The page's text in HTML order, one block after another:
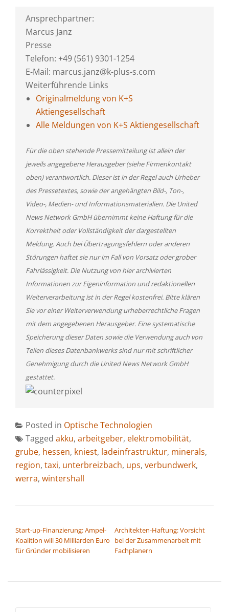
Ansprechpartner:
Marcus Janz
Presse
Telefon: +49 (561) 9301-1254
E-Mail: marcus.janz@k-plus-s.com
Weiterführende Links
Originalmeldung von K+S
Aktiengesellschaft
Alle Meldungen von K+S Aktiengesellschaft
Für die oben stehende Pressemitteilung ist allein der
jeweils angegebene Herausgeber (siehe Firmenkontakt
oben) verantwortlich. Dieser ist in der Regel auch Urheber
des Pressetextes, sowie der angehängten Bild-, Ton-,
Video-, Medien- und Informationsmaterialien. Die United
News Network GmbH übernimmt keine Haftung für die
Korrektheit oder Vollständigkeit der dargestellten
Meldung. Auch bei Übertragungsfehlern oder anderen
Störungen haftet sie nur im Fall von Vorsatz oder grober
Fahrlässigkeit. Die Nutzung von hier archivierten
Informationen zur Eigeninformation und redaktionellen
Weiterverarbeitung ist in der Regel kostenfrei. Bitte klären
Sie vor einer Weiterverwendung urheberrechtliche Fragen
mit dem angegebenen Herausgeber. Eine systematische
Speicherung dieser Daten sowie die Verwendung auch von
Teilen dieses Datenbankwerks sind nur mit schriftlicher
Genehmigung durch die United News Network GmbH
gestattet.
Posted in Optische Technologien
Tagged akku, arbeitgeber, elektromobilität,
grube, hessen, kniest, ladeinfrastruktur, minerals,
region, taxi, unterbreizbach, ups, verbundwerk,
werra, wintershall
Start-up-Finanzierung: Ampel-
Koalition will 30 Milliarden Euro
für Gründer mobilisieren
Architekten-Haftung: Vorsicht
bei der Zusammenarbeit mit
Fachplanern